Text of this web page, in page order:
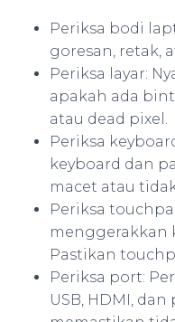
Periksa bodi
goresan, retak,
Periksa layar:
apakah ada
atau dead pixel.
Periksa
keyboard dan
macet atau
Periksa
menggerakkan
Pastikan
Periksa port:
USB, HDMI,